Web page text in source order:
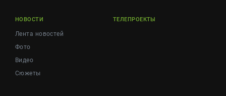
НОВОСТИ
Лента новостей
Фото
Видео
Сюжеты
ТЕЛЕПРОЕКТЫ